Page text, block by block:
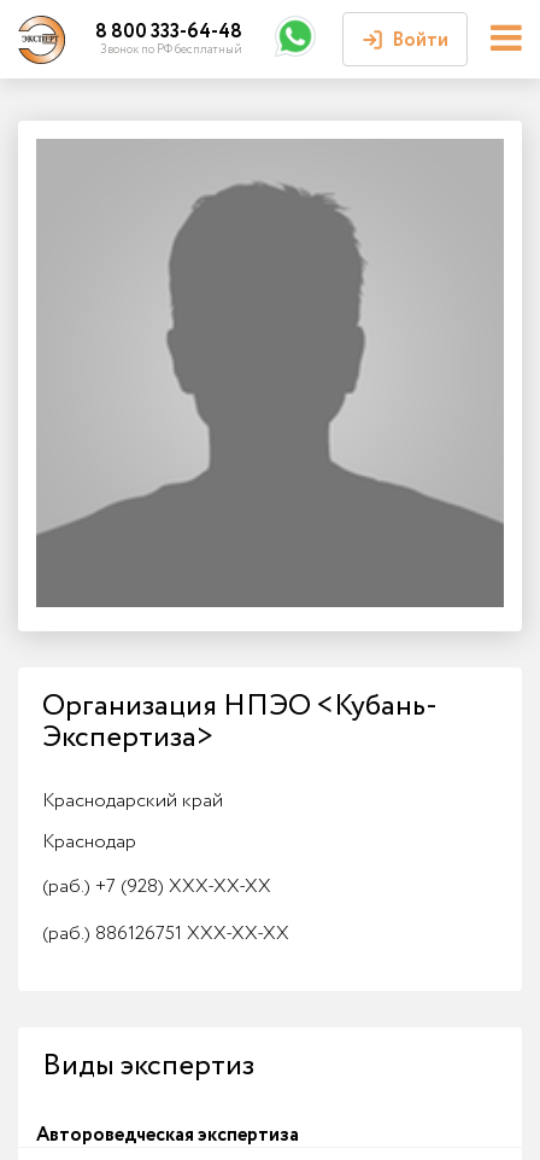
Войти
Войти или
зарегистрироваться
Личный кабинет
8 800 333-64-48
Звонок по РФ бесплатный
Организация НПЭО <Кубань-
Экспертиза>
Краснодарский край
Краснодар
(раб.) +7 (928) XXX-XX-XX
(раб.) 886126751 XXX-XX-XX
Виды экспертиз
Автороведческая экспертиза